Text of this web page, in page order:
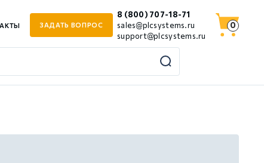
ЗАДАТЬ ВОПРОС
8 (800) 707-18-71
sales@plcsystems.ru
support@plcsystems.ru
0